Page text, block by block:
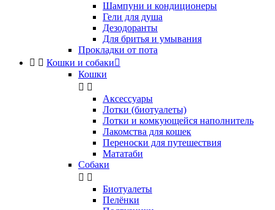
Шампуни и кондиционеры
Гели для душа
Дезодоранты
Для бритья и умывания
Прокладки от пота
  Кошки и собаки
Кошки
 
Аксессуары
Лотки (биотуалеты)
Лотки и комкующейся наполнитель
Лакомства для кошек
Переноски для путешествия
Мататаби
Собаки
 
Биотуалеты
Пелёнки